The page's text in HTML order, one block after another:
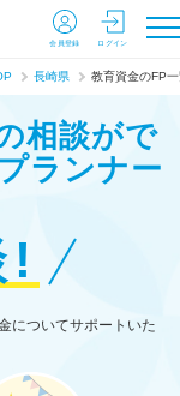
会員登録 ログイン
長崎県 教育資金のFP
相談がで
ランナー
!
についてサポートいた